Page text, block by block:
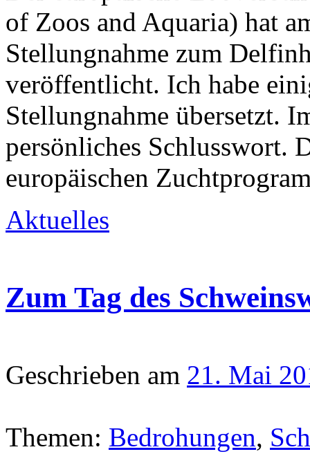
of Zoos and Aquaria) hat
Stellungnahme zum
veröffentlicht. Ich habe
Stellungnahme übersetzt.
persönliches Schlusswort.
europäischen
Aktuelles
Zum Tag des
Geschrieben am 21. Mai
Themen: Bedrohungen,